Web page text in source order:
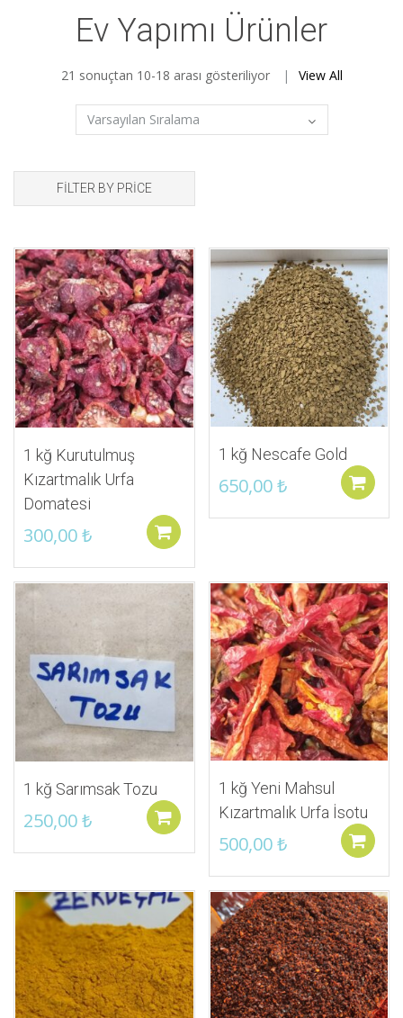
Ev Yapımı Ürünler
21 sonuçtan 10-18 arası gösteriliyor View All
FILTER BY PRICE
1 kğ Kurutulmuş
Kızartmalık Urfa
Domatesi
300,00₺
İstek Listeme Ekle
1 kğ Nescafe Gold
650,00₺
İstek Listeme Ekle
1 kğ Sarımsak Tozu
250,00₺ Sepete ekle
1 kğ Yeni Mahsul
Kızartmalık Urfa İsotu
500,00₺
İstek Listeme Ekle
İstek Listeme Ekle İstek Listeme Ekle